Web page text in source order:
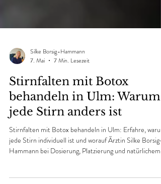
Silke Borsig-Hammann
7. Mai
7 Min. Lesezeit
Stirnfalten mit Botox
behandeln in Ulm: Warum
jede Stirn anders ist
Stirnfalten mit Botox behandeln in Ulm: Erfahre, warum
Hammann bei Dosierung, Platzierung und natürlichem